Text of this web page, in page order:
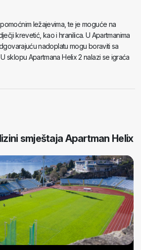
ležajevima, te je moguće na
krevetić, kao i hranilica. U Apartmanima
nadoplatu mogu boraviti sa
sklopu Apartmana Helix 2 nalazi se igraća
smještaja Apartman Helix